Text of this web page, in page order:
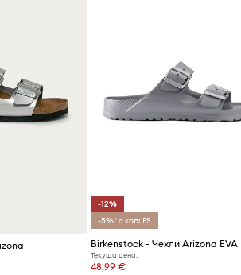
-12%
-5%* с код: FS
Birkenstock - Чехли Arizona EVA
Текуща цена:
48,99 €